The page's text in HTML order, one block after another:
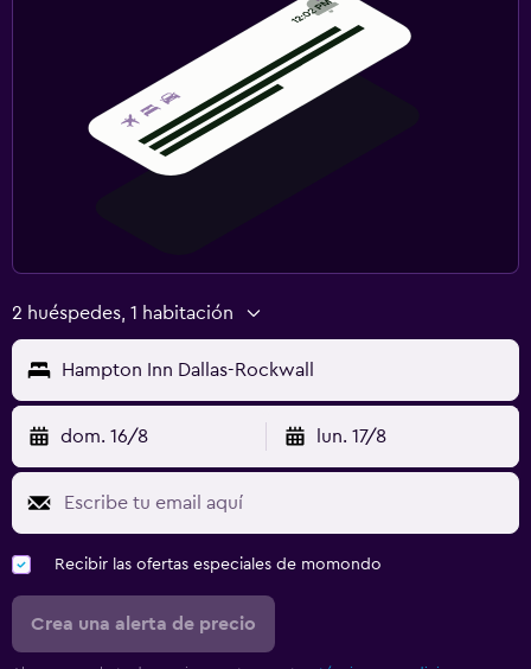
2 huéspedes, 1 habitación
Hampton Inn Dallas-Rockwall
dom. 16/8 lun. 17/8
Recibir las ofertas especiales de momondo
Crea una alerta de precio